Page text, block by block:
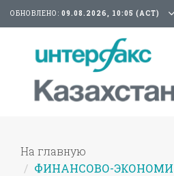
ОБНОВЛЕНО: 09.08.2026, 10:05 (АСТ)
На главную
ФИНАНСОВО-